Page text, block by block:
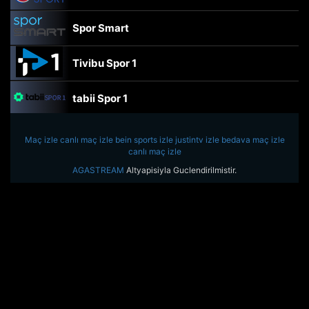
Spor Smart
Tivibu Spor 1
tabii Spor 1
TRT Spor
beIN Sports Haber
Maç izle canlı maç izle bein sports izle justintv izle bedava maç izle
canlı maç izle
AGASTREAM Altyapisiyla Guclendirilmistir.